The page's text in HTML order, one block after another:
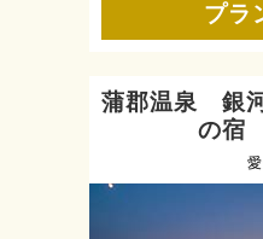
プラ
蒲郡温泉 銀
の宿